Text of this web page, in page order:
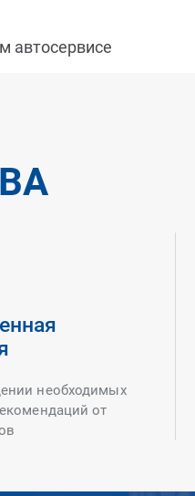
автосервисе
необходимых
от